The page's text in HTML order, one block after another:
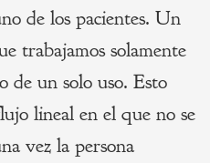
de los pacientes. Un
trabajamos solamente
de un solo uso. Esto
lineal en el que no se
vez la persona